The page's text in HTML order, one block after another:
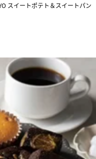
スイートポテト＆スイートパン